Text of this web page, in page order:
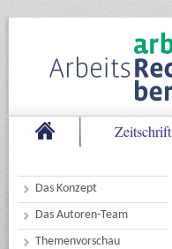
Zeitschrift
Das Konzept
Das Autoren-Team
Themenvorschau